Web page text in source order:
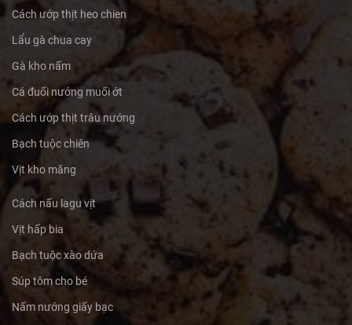
Cách ướp thịt heo chien
Lẩu gà chua cay
Gà kho nấm
Cá đuối nướng muối ớt
Cách ướp thịt trâu nướng
Bạch tuộc chiên
Vịt kho măng
Cách nấu lagu vịt
Vịt hấp bia
Bạch tuộc xào dứa
Súp tôm cho bé
Nấm nướng giấy bạc